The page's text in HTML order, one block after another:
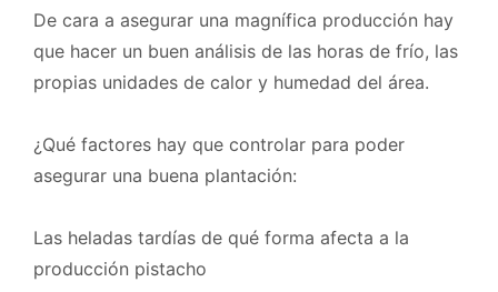
De cara a asegurar una magnífica producción hay
que hacer un buen análisis de las horas de frío, las
propias unidades de calor y humedad del área.
¿Qué factores hay que controlar para poder
asegurar una buena plantación:
Las heladas tardías de qué forma afecta a la
producción pistacho